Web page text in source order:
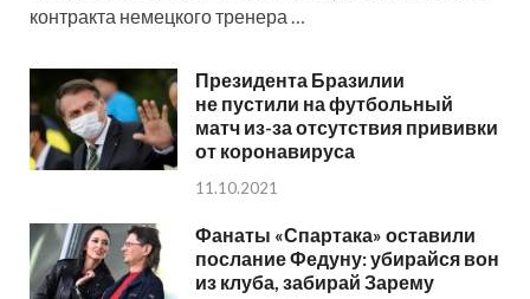
контракта немецкого тренера …
Президента Бразилии
не пустили на футбольный
матч из-за отсутствия прививки
от коронавируса
11.10.2021
Фанаты «Спартака» оставили
послание Федуну: убирайся вон
из клуба, забирай Зарему